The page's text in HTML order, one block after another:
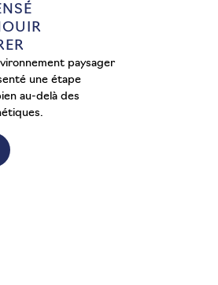
paysager
une étape
au-delà des